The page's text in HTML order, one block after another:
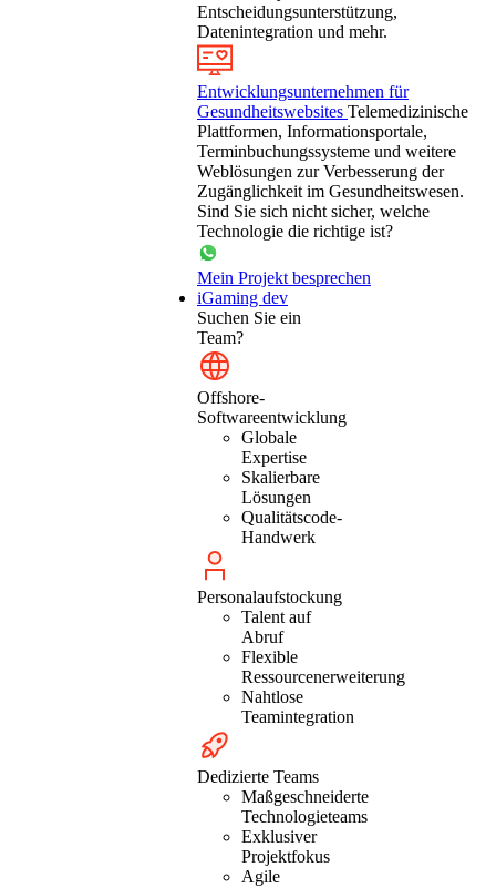
Entscheidungsunterstützung,
Datenintegration und mehr.
Entwicklungsunternehmen für
Gesundheitswebsites Telemedizinische
Plattformen, Informationsportale,
Terminbuchungssysteme und weitere
Weblösungen zur Verbesserung der
Zugänglichkeit im Gesundheitswesen.
Sind Sie sich nicht sicher, welche
Technologie die richtige ist?
Mein Projekt besprechen
iGaming dev
Suchen Sie ein
Team?
Offshore-
Softwareentwicklung
Globale
Expertise
Skalierbare
Lösungen
Qualitätscode-
Handwerk
Personalaufstockung
Talent auf
Abruf
Flexible
Ressourcenerweiterung
Nahtlose
Teamintegration
Dedizierte Teams
Maßgeschneiderte
Technologieteams
Exklusiver
Projektfokus
Agile